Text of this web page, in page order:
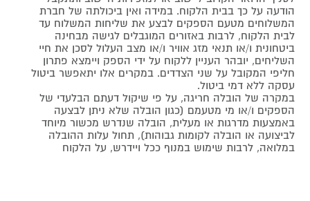
הודעה על כך בבית הלקוח. במידה ואין ביכולתה של חברת
המשלוחים מטעם הספקים לבצע את שליחות המשלוח עד
לבית הלקוח, לרבות באזורים המוגבלים לגישה מבחינה
ביטחונית ו/או תנאי מזג אוויר ו/או מצב העלול לסכן את חיי
השליחים, יובהר העניין ללקוח על ידי הספק ויימצא פתרון
חליפי המקובל על שני הצדדים. במקרים אלו יתאפשר ביטול
עסקה ללא דמי ביטול.
במקרה של הובלה חריגה, על פי שיקול דעתם הבלעדי של
הספקים ו/או מי מטעמם (כגון הובלה שלא ניתן לבצעה
באמצעות מדרגות או מעלית, הובלה שנדרש מכשור מיוחד
לביצועה או הובלה לקומות גבוהות), תחול עלות ההובלה
במלואה, לרבות שימוש במנוף ככל ויידרש, על הלקוח